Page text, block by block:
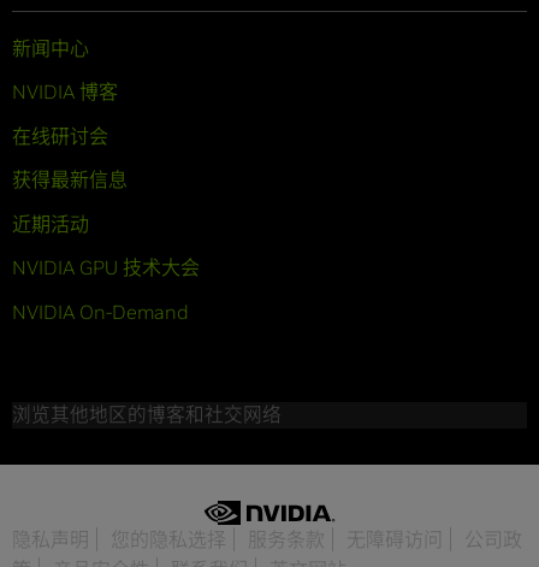
新闻中心
NVIDIA 博客
在线研讨会
获得最新信息
近期活动
NVIDIA GPU 技术大会
NVIDIA On-Demand
浏览其他地区的博客和社交网络
隐私声明 您的隐私选择 服务条款 无障碍访问
公司政